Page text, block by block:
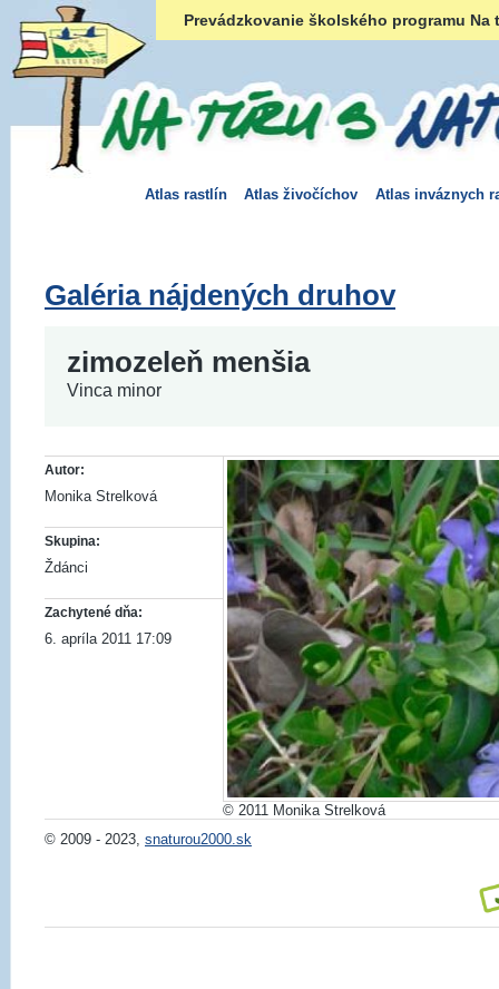
Prevádzkovanie školského programu
Atlas rastlín Atlas živočíchov Atlas inváznych
Galéria nájdených druhov
zimozeleň menšia
Vinca minor
Autor:
Monika Strelková
Skupina:
Ždánci
Zachytené dňa:
6. apríla 2011 17:09
© 2011 Monika Strelková
© 2009 - 2023, snaturou2000.sk